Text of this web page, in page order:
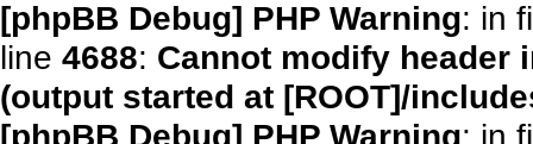
[phpBB Debug] PHP Warning: in
line 4688: Cannot modify header
(output started at [ROOT]/
[phpBB Debug] PHP Warning: in